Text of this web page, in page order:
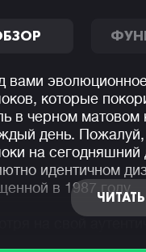
вами
которые
в черном матовом
день.
на сегодняшний
идентичном
в 1987 году.